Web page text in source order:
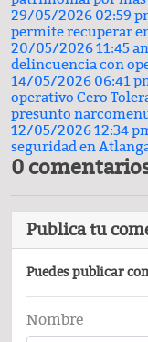
29/05/2026 02:59
permite recuperar
20/05/2026 11:45
delincuencia con
14/05/2026 06:41
operativo Cero
presunto
12/05/2026 12:34
seguridad en
0
Publica tu
Puedes publicar
Nombre